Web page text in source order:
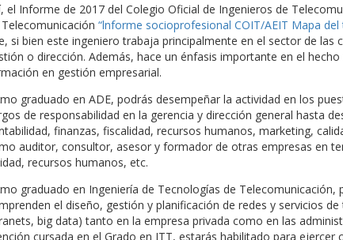
el Informe de 2017 del Colegio Oficial de Ingenieros de
“lnforme socioprofesional COIT/AEIT Mapa
si bien este ingeniero trabaja principalmente en el sector de las
o dirección. Además, hace un énfasis importante en el
en gestión empresarial.
graduado en ADE, podrás desempeñar la actividad en los
de responsabilidad en la gerencia y dirección general hasta
finanzas, fiscalidad, recursos humanos, marketing,
auditor, consultor, asesor y formador de otras empresas en
recursos humanos, etc.
graduado en Ingeniería de Tecnologías de
el diseño, gestión y planificación de redes y servicios
big data) tanto en la empresa privada como en las
cursada en el Grado en ITT, estarás habilitado para